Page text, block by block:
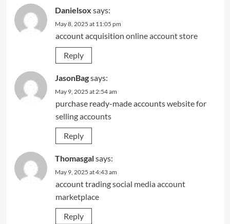
Danielsox says:
May 8, 2025 at 11:05 pm
account acquisition online account store
Reply
JasonBagsays:
May 9, 2025 at 2:54 am
purchase ready-made accountswebsite for
selling accounts
Reply
Thomasgalsays:
May 9, 2025 at 4:43 am
account tradingsocial media account
marketplace
Reply